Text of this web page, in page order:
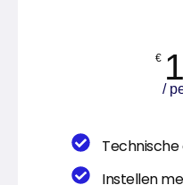
€
/
Instellen